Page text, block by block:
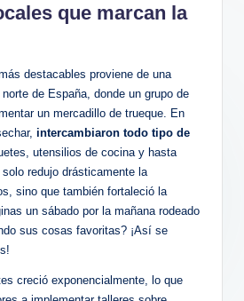
que marcan la
destacables proviene de una
de España, donde un grupo de
un mercadillo de trueque. En
intercambiaron todo tipo de
utensilios de cocina y hasta
redujo drásticamente la
sino que también fortaleció la
un sábado por la mañana rodeado
sus cosas favoritas? ¡Así se
creció exponencialmente, lo que